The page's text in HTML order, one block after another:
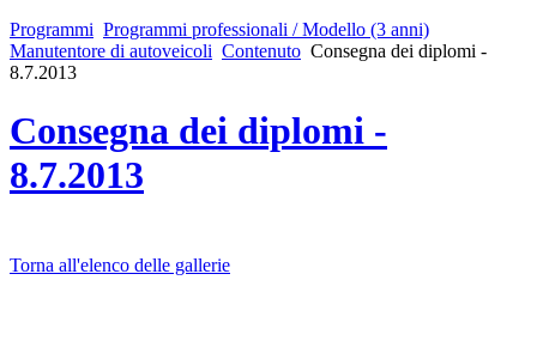
Programmi Programmi professionali / Modello (3 anni)
Manutentore di autoveicoli Contenuto Consegna dei diplomi -
8.7.2013
Consegna dei diplomi -
8.7.2013
Torna all'elenco delle gallerie